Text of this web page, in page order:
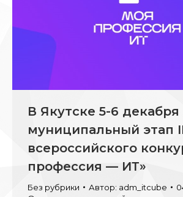
В Якутске 5-6
муниципальный этап
всероссийского
профессия — ИТ»
Без рубрики Автор: adm_itcube